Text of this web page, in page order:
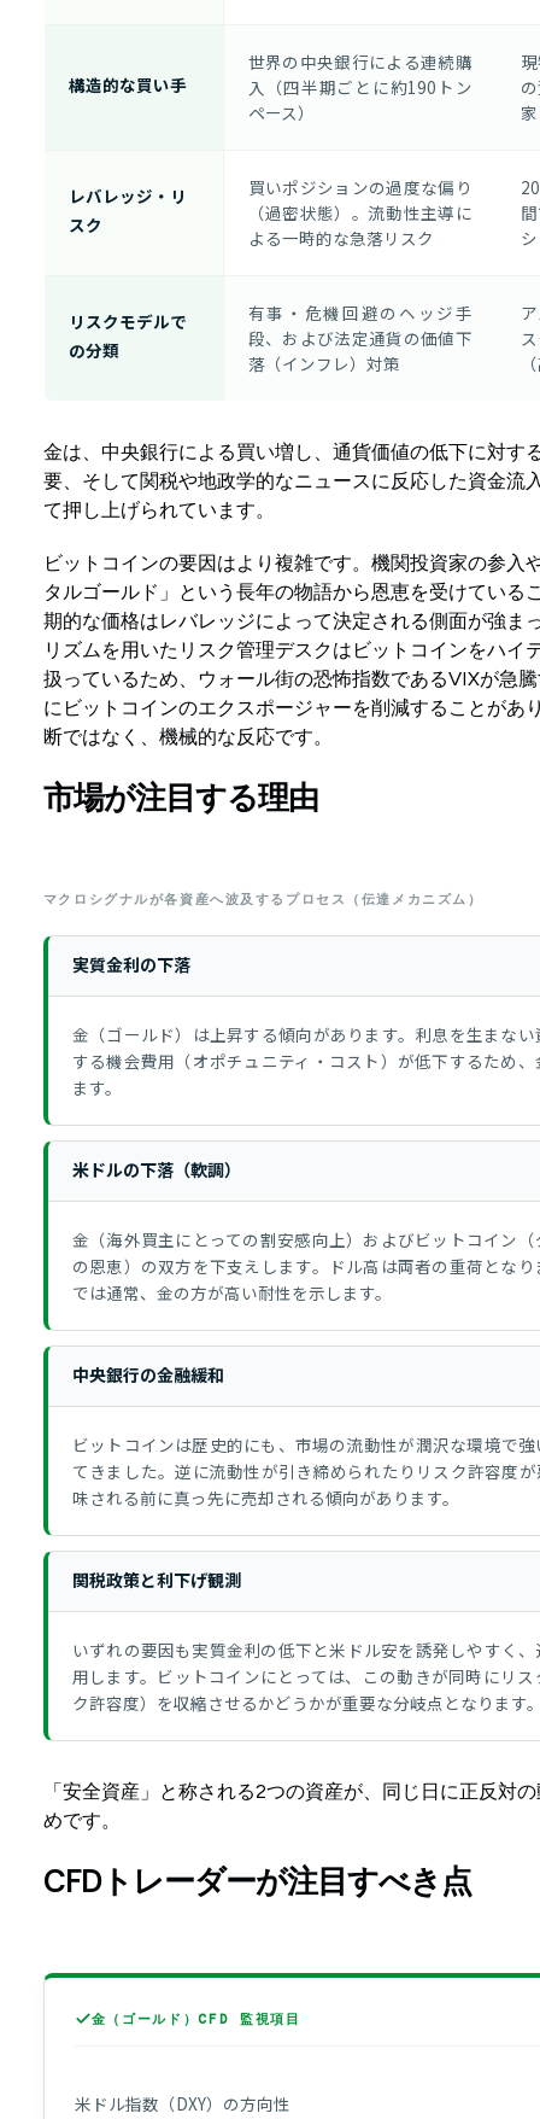
構造的な買い手
世界の中央銀行による連続購
入（四半期ごとに約190トン
ペース）
レバレッジ・リ
スク
買いポジションの過度な偏り
（過密状態）。流動性主導に
よる一時的な急落リスク
リスクモデルで
の分類
有事・危機回避のヘッジ手
段、および法定通貨の価値下
落（インフレ）対策
金は、中央銀行による買い増し、通貨価値の低下に対す
要、そして関税や地政学的なニュースに反応した資金流
て押し上げられています。
ビットコインの要因はより複雑です。機関投資家の参入
タルゴールド」という長年の物語から恩恵を受けている
期的な価格はレバレッジによって決定される側面が強ま
リズムを用いたリスク管理デスクはビットコインをハイ
扱っているため、ウォール街の恐怖指数であるVIXが急
にビットコインのエクスポージャーを削減することがあ
断ではなく、機械的な反応です。
市場が注目する理由
マクロシグナルが各資産へ波及するプロセス（伝達メカニズム）
実質金利の下落
金（ゴールド）は上昇する傾向があります。利息を生まな
する機会費用（オポチュニティ・コスト）が低下するため
ます。
米ドルの下落（軟調）
金（海外買主にとっての割安感向上）およびビットコイン
の恩恵）の双方を下支えします。ドル高は両者の重荷とな
では通常、金の方が高い耐性を示します。
中央銀行の金融緩和
ビットコインは歴史的にも、市場の流動性が潤沢な環境で
てきました。逆に流動性が引き締められたりリスク許容度
味される前に真っ先に売却される傾向があります。
関税政策と利下げ観測
いずれの要因も実質金利の低下と米ドル安を誘発しやすく
用します。ビットコインにとっては、この動きが同時にリ
ク許容度）を収縮させるかどうかが重要な分岐点となります
「安全資産」と称される2つの資産が、同じ日に正反対
めです。
CFDトレーダーが注目すべき点
金（ゴールド）CFD 監視項目
米ドル指数（DXY）の方向性